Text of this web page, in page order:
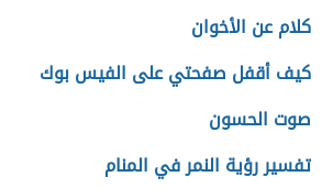
كلام عن الأخوان
كيف أقفل صفحتي على الفيس بوك
صوت الحسون
تفسير رؤية النمر في المنام